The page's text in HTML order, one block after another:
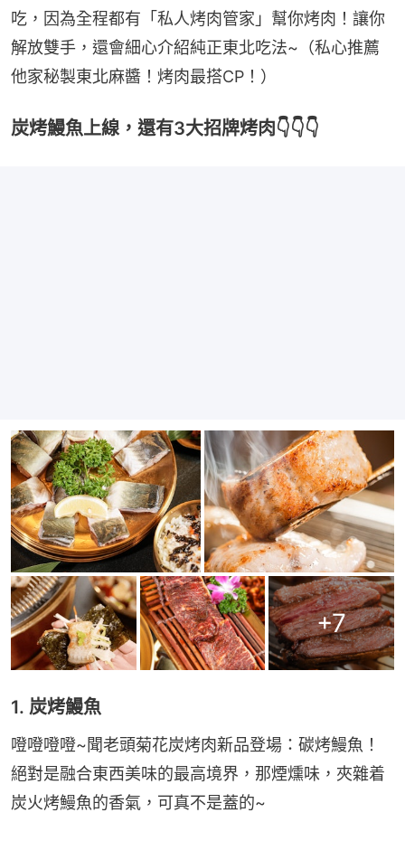
吃，因為全程都有「私人烤肉管家」幫你烤肉！讓你
解放雙手，還會細心介紹純正東北吃法~（私心推薦
他家秘製東北麻醬！烤肉最搭CP！）
炭烤鰻魚上線，還有3大招牌烤肉👇👇👇
+7
1. 炭烤鰻魚
噔噔噔噔~聞老頭菊花炭烤肉新品登場：碳烤鰻魚！
絕對是融合東西美味的最高境界，那煙燻味，夾雜着
炭火烤鰻魚的香氣，可真不是蓋的~